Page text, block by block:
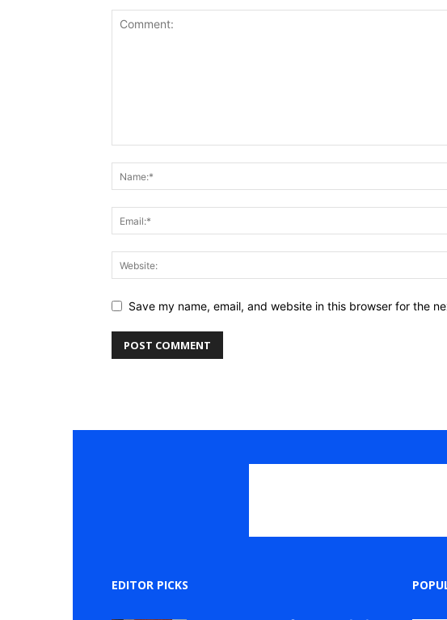
Save my name, email, and website in this browser for the
EDITOR PICKS